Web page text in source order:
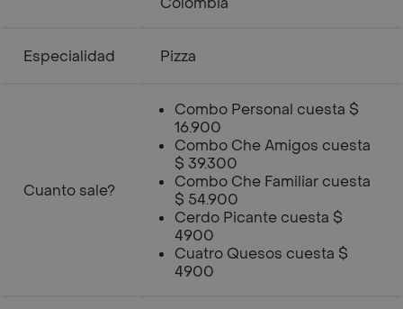
Especialidad Pizza
Cuanto sale?
Combo Personal cuesta $
16.900
Combo Che Amigos cuesta
$ 39.300
Combo Che Familiar cuesta
$ 54.900
Cerdo Picante cuesta $
4900
Cuatro Quesos cuesta $
4900